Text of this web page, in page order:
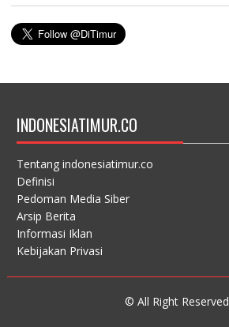
INDONESIATIMUR.CO
Tentang indonesiatimur.co
Definisi
Pedoman Media Siber
Arsip Berita
Informasi Iklan
Kebijakan Privasi
© All Right Reserved